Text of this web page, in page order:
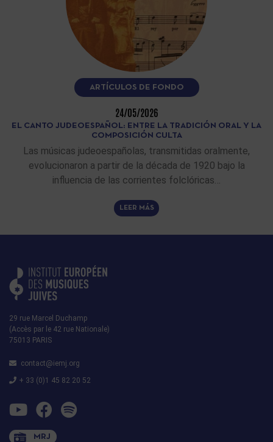
ARTÍCULOS DE FONDO
24/05/2026
EL CANTO JUDEOESPAÑOL: ENTRE LA TRADICIÓN ORAL Y LA
COMPOSICIÓN CULTA
Las músicas judeoespañolas, transmitidas oralmente,
evolucionaron a partir de la década de 1920 bajo la
influencia de las corrientes folclóricas…
LEER MÁS
29 rue Marcel Duchamp
(Accès par le 42 rue Nationale)
75013 PARIS
contact@iemj.org
+ 33 (0)1 45 82 20 52
MRJ